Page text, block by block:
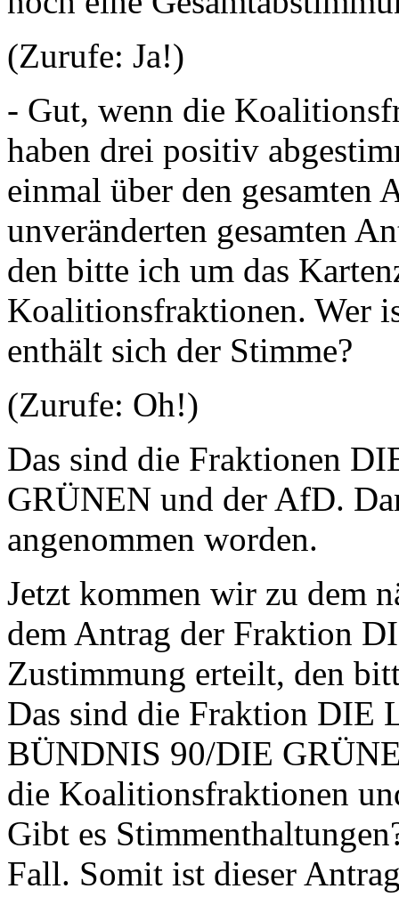
(Zurufe: Ja!)
- Gut, wenn die
haben drei positiv
einmal über den gesamten
unveränderten gesamten
den bitte ich um das
Koalitionsfraktionen. Wer
enthält sich der Stimme?
(Zurufe: Oh!)
Das sind die Fraktionen
GRÜNEN und der AfD.
angenommen worden.
Jetzt kommen wir zu dem
dem Antrag der Fraktion
Zustimmung erteilt, den
Das sind die Fraktion DIE
BÜNDNIS 90/DIE
die Koalitionsfraktionen
Gibt es
Fall. Somit ist dieser